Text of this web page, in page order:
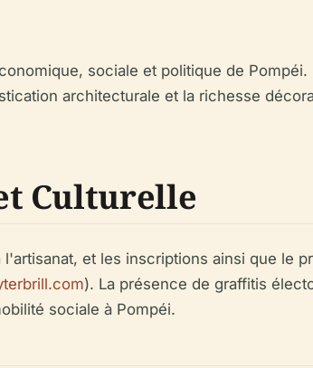
sociale et politique de
architecturale et la richesse
Culturelle
et les inscriptions ainsi que le
). La présence de graffitis
sociale à Pompéi.